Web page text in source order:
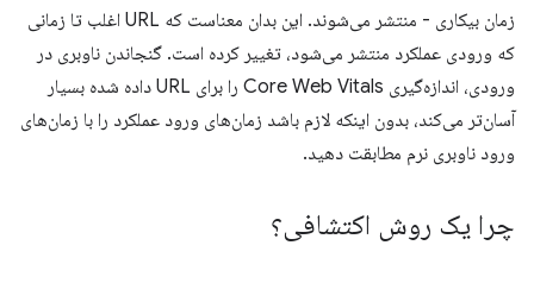
زمان بیکاری - منتشر می‌شوند. این بدان معناست که URL اغلب تا زمانی
که ورودی عملکرد منتشر می‌شود، تغییر کرده است. گنجاندن ناوبری در
ورودی، اندازه‌گیری Core Web Vitals را برای URL داده شده بسیار
آسان‌تر می‌کند، بدون اینکه لازم باشد زمان‌های ورود عملکرد را با زمان‌های
ورود ناوبری نرم مطابقت دهید.
چرا یک روش اکتشافی؟